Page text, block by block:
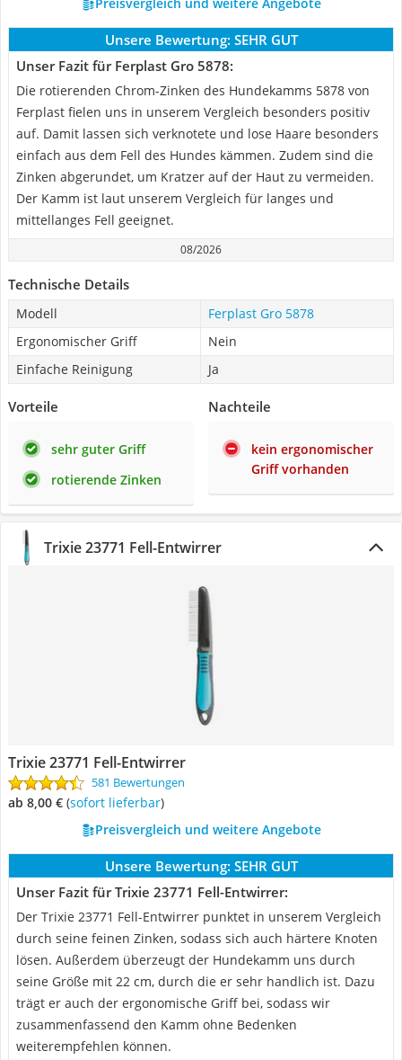
Unsere Bewertung: SEHR GUT
Unser Fazit für Ferplast Gro 5878:
Die rotierenden Chrom-Zinken des Hundekamms 5878 von
Ferplast fielen uns in unserem Vergleich besonders positiv
auf. Damit lassen sich verknotete und lose Haare besonders
einfach aus dem Fell des Hundes kämmen. Zudem sind die
Zinken abgerundet, um Kratzer auf der Haut zu vermeiden.
Der Kamm ist laut unserem Vergleich für langes und
mittellanges Fell geeignet.
08/2026
Technische Details
Modell
Ferplast Gro 5878
Ergonomischer Griff
Nein
Einfache Reinigung
Ja
Vorteile
sehr guter Griff
rotierende Zinken
Nachteile
kein ergonomischer
Griff vorhanden
Trixie 23771 Fell-Entwirrer
Trixie 23771 Fell-Entwirrer
581 Bewertungen
ab 8,00 € ( Sofort lieferbar)
Preisvergleich und weitere Angebote
Unsere Bewertung: SEHR GUT
Unser Fazit für Trixie 23771 Fell-Entwirrer:
Der Trixie 23771 Fell-Entwirrer punktet in unserem Vergleich
durch seine feinen Zinken, sodass sich auch härtere Knoten
lösen. Außerdem überzeugt der Hundekamm uns durch
seine Größe mit 22 cm, durch die er sehr handlich ist. Dazu
trägt er auch der ergonomische Griff bei, sodass wir
zusammenfassend den Kamm ohne Bedenken
weiterempfehlen können.